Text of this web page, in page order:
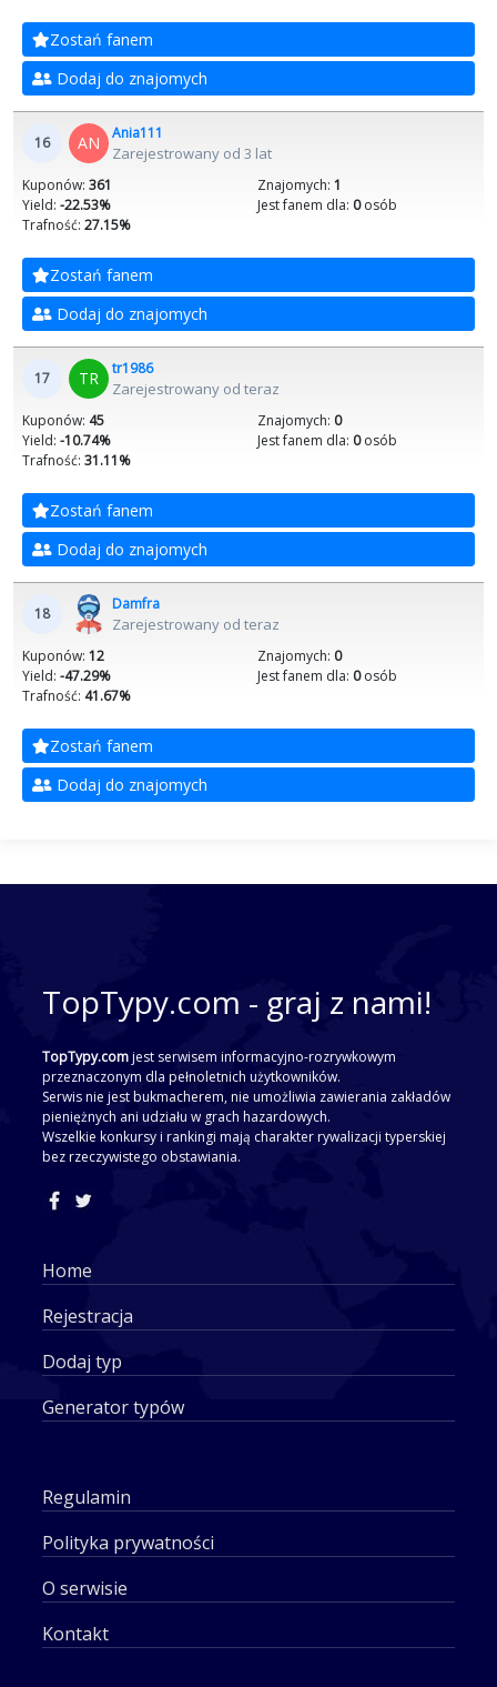
Zostań fanem
Dodaj do znajomych
16 AN Ania111
Zarejestrowany od 3 lat
Kuponów: 361
Yield: -22.53%
Trafność: 27.15%
Znajomych: 1
Jest fanem dla: 0osób
Zostań fanem
Dodaj do znajomych
17 TR tr1986
Zarejestrowany od teraz
Kuponów: 45
Yield: -10.74%
Trafność: 31.11%
Znajomych: 0
Jest fanem dla: 0osób
Zostań fanem
Dodaj do znajomych
18
Damfra
Zarejestrowany od teraz
Kuponów: 12
Yield: -47.29%
Trafność: 41.67%
Znajomych: 0
Jest fanem dla: 0osób
Zostań fanem
Dodaj do znajomych
TopTypy.com - graj z nami!
TopTypy.comjest serwisem informacyjno-rozrywkowym
przeznaczonym dla pełnoletnich użytkowników.
Serwis nie jest bukmacherem, nie umożliwia zawierania zakładów
pieniężnych ani udziału w grach hazardowych.
Wszelkie konkursy i rankingi mają charakter rywalizacji typerskiej
bez rzeczywistego obstawiania.
Home
Rejestracja
Dodaj typ
Generator typów
Regulamin
Polityka prywatności
O serwisie
Kontakt